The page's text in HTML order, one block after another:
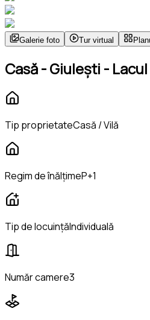
Galerie foto Tur virtual
Casă - Giulești -
Tip proprietateCasă / Vilă
Regim de înălțimeP+1
Tip de locuințăIndividuală
Număr camere3